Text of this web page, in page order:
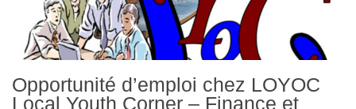
Opportunité d’emploi chez LOYOC
Local Youth Corner – Finance et